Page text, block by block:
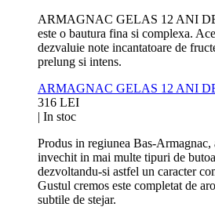
ARMAGNAC GELAS 12 ANI
este o bautura fina si complexa.
dezvaluie note incantatoare de
prelung si intens.
ARMAGNAC GELAS 12 ANI
316 LEI
| In stoc
Produs in regiunea Bas-Armagnac,
invechit in mai multe tipuri de
dezvoltandu-si astfel un caracter
Gustul cremos este completat de
subtile de stejar.